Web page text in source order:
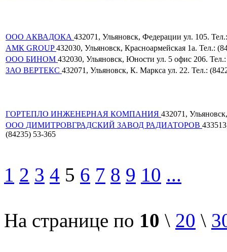
ООО АКВАДОКА 432071, Ульяновск, Федерации ул. 105.
АМК GROUP432030, Ульяновск, Красноармейская 1а. Тел.:
ООО БИНОМ 432030, Ульяновск, Юности ул. 5 офис 206.
ЗАО ВЕРТЕКС 432071, Ульяновск, К. Маркса ул. 22. Тел.:
ГОРТЕПЛО ИНЖЕНЕРНАЯ КОМПАНИЯ 432071,
ООО ДИМИТРОВГРАДСКИЙ ЗАВОД РАДИАТОРОВ
(84235) 53-365
1 2 3 4 5 6 7 8 9 10 ...
На странице по 10 \ 20 \